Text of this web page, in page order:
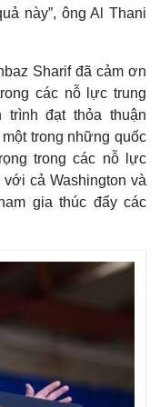
này”, ông Al Thani
Sharif đã cảm ơn
các nỗ lực trung
đạt thỏa thuận
trong những quốc
trong các nỗ lực
cả Washington và
gia thúc đẩy các